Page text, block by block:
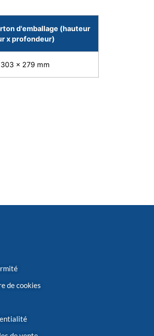
d'emballage (hauteur
x profondeur)
x 279 mm
de cookies